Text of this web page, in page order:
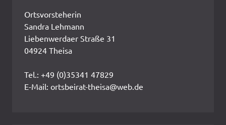
Ortsvorsteherin
Sandra Lehmann
Liebenwerdaer Straße 31
04924 Theisa
Tel.: +49 (0)35341 47829
E-Mail: ortsbeirat-theisa@web.de